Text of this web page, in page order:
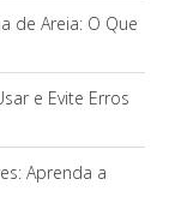
de Areia: O Que
e Evite Erros
Aprenda a